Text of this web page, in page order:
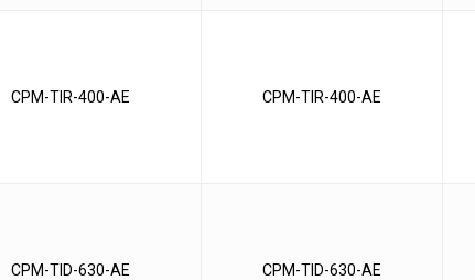
CPM-TIR-400-AE CPM-TIR-400-AE
CPM-TID-630-AE CPM-TID-630-AE